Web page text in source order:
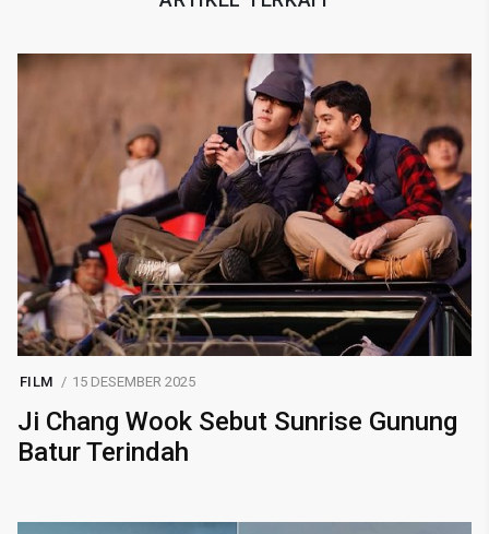
FILM 15 DESEMBER 2025
Ji Chang Wook Sebut Sunrise Gunung
Batur Terindah